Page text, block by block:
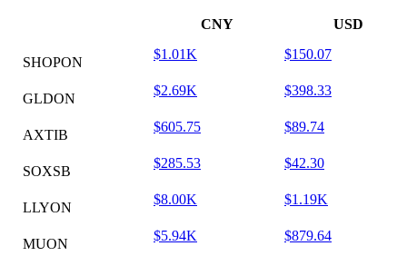
CNY USD
SHOPON
$1.01K $150.07
GLDON
$2.69K $398.33
AXTIB
$605.75 $89.74
SOXSB
$285.53 $42.30
LLYON
$8.00K $1.19K
MUON
$5.94K $879.64